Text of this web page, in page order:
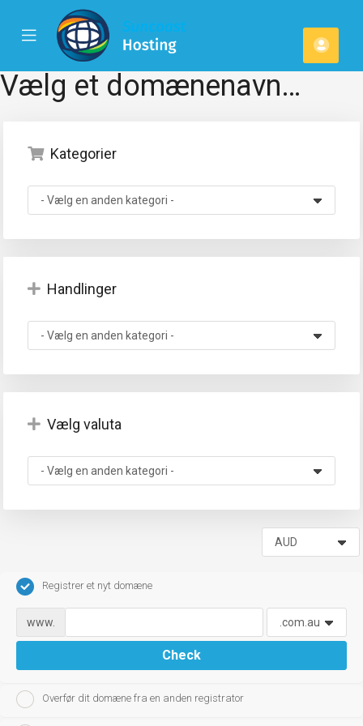
Mobile
Menu
Konto
Vælg et domænenavn…
Kategorier
Handlinger
Vælg valuta
Registrer et nyt domæne
www.
Check
Overfør dit domæne fra en anden registrator